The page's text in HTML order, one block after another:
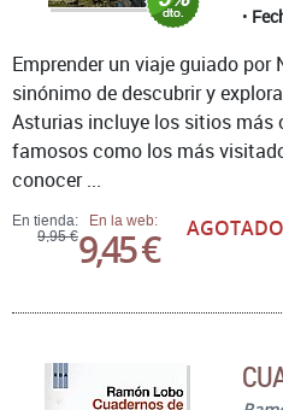
En tienda:
9,95 €
En la web:
9,45 €
Emprender un viaje guiado por
sinónimo de descubrir y
Asturias incluye los sitios
famosos como los más
conocer ...